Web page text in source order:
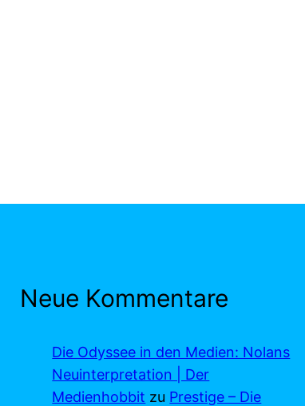
Neue Kommentare
Die Odyssee in den Medien: Nolans
Neuinterpretation | Der
Medienhobbit zu Prestige – Die